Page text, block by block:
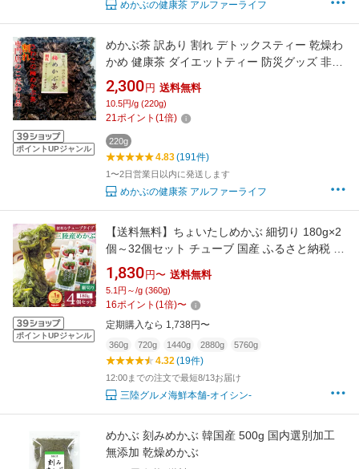
めかぶの健康茶 アルファーライフ
ポイントUPジャンル
めかぶ茶 訳あり 割れ デトックスティー 乾燥わ
かめ 健康茶 ダイエットティー 防災グッズ 非常
食 梅めかぶ茶 割れ 220g
2,300 円 送料無料
10.5円/g (220g)
21ポイント (1倍)
220g
4.83(191件)
1〜2日営業日以内に発送します
めかぶの健康茶 アルファーライフ
ポイントUPジャンル
【送料無料】ちょいたしめかぶ 細切り 180g×2
個～32個セット チューブ 国産 ふるさと納税 人
気 無添加 パック 芽かぶ おいしい 海藻 三陸 ふ
るさと 業務用 サラダ スープ ヨウ素含有量 業務
用 海水 刺身 個包装 ネバネバ 冷凍 無添加めか
1,830 円〜 送料無料
5.1円～/g (360g)
16ポイント (1倍)〜
定期購入なら 1,738円〜
360g 720g 1440g 2880g 5760g
4.32(19件)
12:00までの注文で最短8/13お届け
三陸グルメ海鮮本舗-オイシン-
めかぶ 刻みめかぶ 韓国産 500g 国内選別加工
無添加 乾燥めかぶ